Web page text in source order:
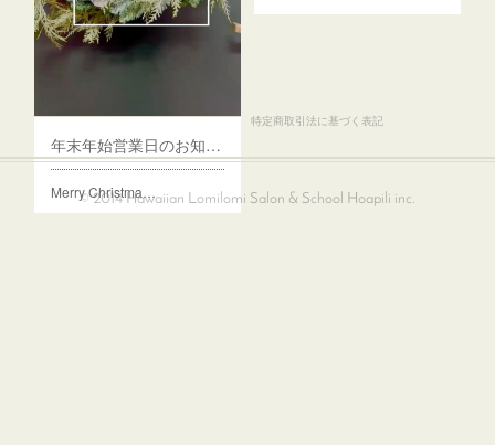
年末年始営業日のお知らせ
Merry Christma…
プライバシーポリシー 特定商取引法に基づく表記
© 2014 Hawaiian Lomilomi Salon & School Hoapili inc.